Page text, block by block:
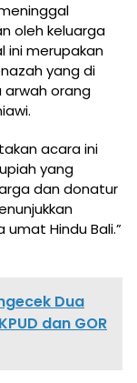
oleh keluarga
ini merupakan
yang di
orang
acara ini
yang
dan donatur
Hindu Bali.”
Dua
dan GOR